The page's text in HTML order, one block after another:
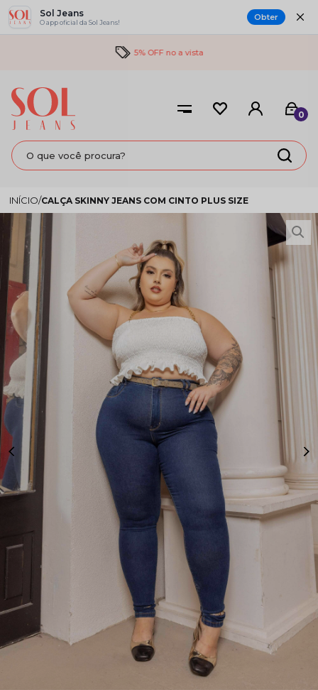
Sol Jeans
O app oficial da Sol Jeans! Obter
5% OFF no a vista
0
CALÇA SKINNY JEANS COM CINTO PLUS SIZE